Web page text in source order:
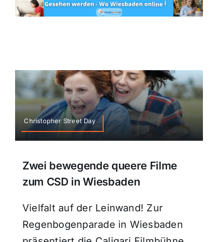
Christopher Street Day
Zwei bewegende queere Filme
zum CSD in Wiesbaden
Vielfalt auf der Leinwand! Zur
Regenbogenparade in Wiesbaden